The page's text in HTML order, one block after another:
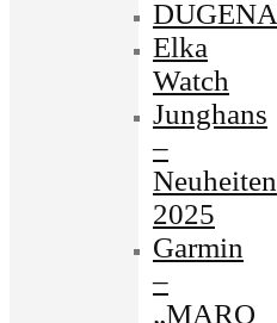
DUGENA
Elka
Watch
Junghans
–
Neuheiten
2025
Garmin
–
„MARQ